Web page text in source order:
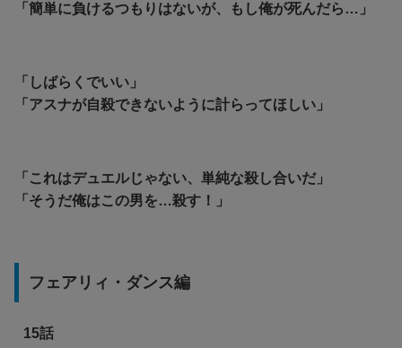
「 簡単に負けるつもりはないが、もし俺が死んだら…」
「しばらくでいい」
「アスナが自殺できないように計らってほしい」
「これはデュエルじゃない、単純な殺し合いだ」
「そうだ俺はこの男を…殺す！」
フェアリィ・ダンス編
15話